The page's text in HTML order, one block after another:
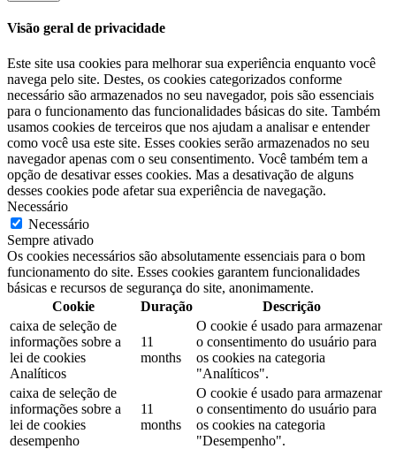
Visão geral de privacidade
Este site usa cookies para melhorar sua experiência enquanto você
navega pelo site. Destes, os cookies categorizados conforme
necessário são armazenados no seu navegador, pois são essenciais
para o funcionamento das funcionalidades básicas do site. Também
usamos cookies de terceiros que nos ajudam a analisar e entender
como você usa este site. Esses cookies serão armazenados no seu
navegador apenas com o seu consentimento. Você também tem a
opção de desativar esses cookies. Mas a desativação de alguns
desses cookies pode afetar sua experiência de navegação.
Necessário
Necessário
Sempre ativado
Os cookies necessários são absolutamente essenciais para o bom
funcionamento do site. Esses cookies garantem funcionalidades
básicas e recursos de segurança do site, anonimamente.
Cookie
Duração
Descrição
caixa de seleção de
informações sobre a
lei de cookies
Analíticos
11
months
O cookie é usado para armazenar
o consentimento do usuário para
os cookies na categoria
"Analíticos".
caixa de seleção de
informações sobre a
lei de cookies
desempenho
11
months
O cookie é usado para armazenar
o consentimento do usuário para
os cookies na categoria
"Desempenho".